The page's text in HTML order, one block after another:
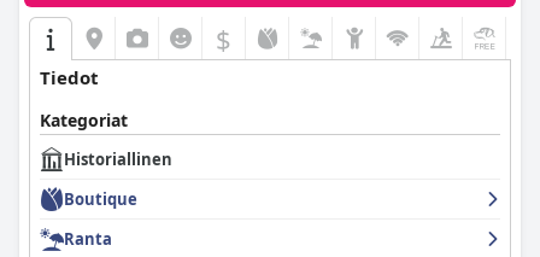
$
Tiedot
Kategoriat
Historiallinen
Boutique
Ranta